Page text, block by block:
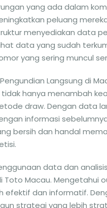
yang ada dalam
peluang
menyediakan data
data yang sudah
yang sering muncul
Langsung di
hanya menambah
draw. Dengan data
informasi
bersih dan handal
data dan
Toto Macau. Mengetahui
efektif dan informatif.
strategi yang lebih